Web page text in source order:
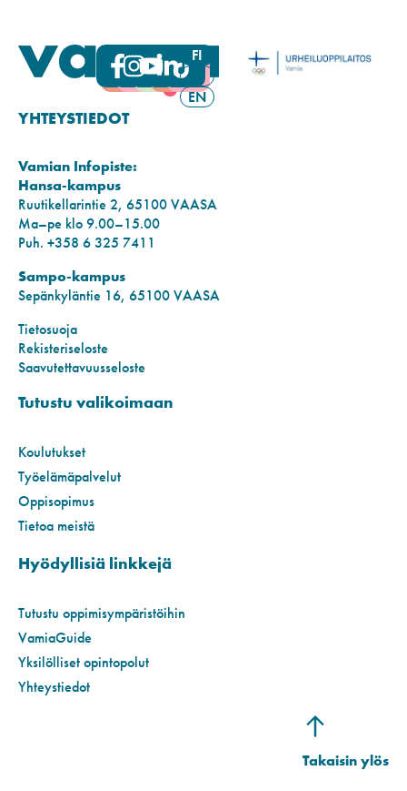
FI
SV
EN
YHTEYSTIEDOT
Vamian Infopiste:
Hansa-kampus
Ruutikellarintie 2, 65100 VAASA
Ma–pe klo 9.00–15.00
Puh. +358 6 325 7411
Sampo-kampus
Sepänkyläntie 16, 65100 VAASA
Tietosuoja
Rekisteriseloste
Saavutettavuusseloste
Tutustu valikoimaan
Koulutukset
Työelämäpalvelut
Oppisopimus
Tietoa meistä
Hyödyllisiä linkkejä
Tutustu oppimisympäristöihin
VamiaGuide
Yksilölliset opintopolut
Yhteystiedot